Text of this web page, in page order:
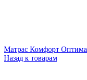
Матрас Комфорт Оптима
Назад к товарам